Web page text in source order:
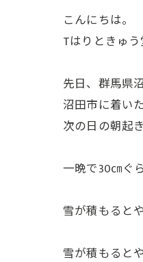
こんにちは。
Tはりときゅう
先日、群馬県
沼田市に着い
次の日の朝起
一晩で30㎝ぐ
雪が積もると
雪が積もると